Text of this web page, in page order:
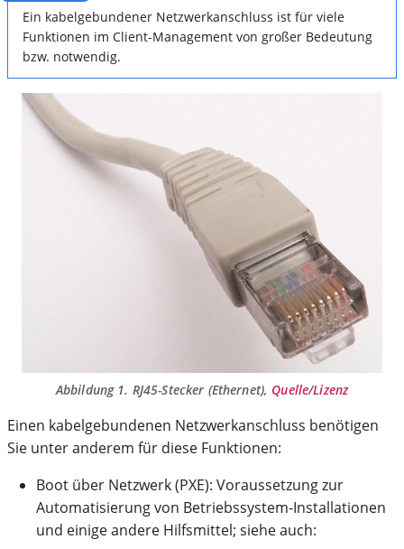
Ein kabelgebundener Netzwerkanschluss ist für viele
Funktionen im Client-Management von großer Bedeutung
bzw. notwendig.
Abbildung 1. RJ45-Stecker (Ethernet), Quelle/Lizenz
Einen kabelgebundenen Netzwerkanschluss benötigen
Sie unter anderem für diese Funktionen:
Boot über Netzwerk (PXE): Voraussetzung zur
Automatisierung von Betriebssystem-Installationen
und einige andere Hilfsmittel; siehe auch: